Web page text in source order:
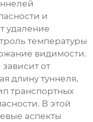
и
удаление
температуры
видимости.
от
длину туннеля,
транспортных
В этой
аспекты